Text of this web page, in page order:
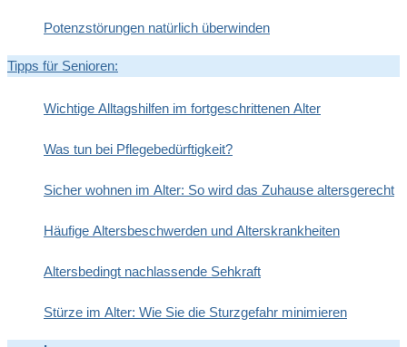
Potenzstörungen natürlich überwinden
Tipps für Senioren:
Wichtige Alltagshilfen im fortgeschrittenen Alter
Was tun bei Pflegebedürftigkeit?
Sicher wohnen im Alter: So wird das Zuhause altersgerecht
Häufige Altersbeschwerden und Alterskrankheiten
Altersbedingt nachlassende Sehkraft
Stürze im Alter: Wie Sie die Sturzgefahr minimieren